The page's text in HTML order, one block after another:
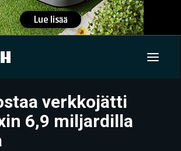
verkkojätti
6,9 miljardilla